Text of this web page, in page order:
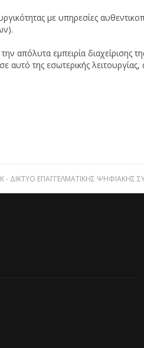
με υπηρεσίες
απόλυτα εμπειρία διαχείρισης
αυτό της εσωτερικής
- ΔΊΚΤΥΟ ΕΠΑΓΓΕΛΜΑΤΙΚΉΣ ΨΗΦΙΑΚΉΣ